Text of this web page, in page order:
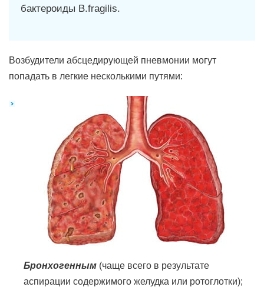
бактероиды B.fragilis.
Возбудители абсцедирующей пневмонии могут
попадать в легкие несколькими путями:
Бронхогенным (чаще всего в результате
аспирации содержимого желудка или ротоглотки);